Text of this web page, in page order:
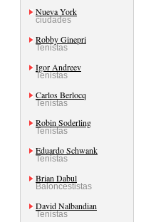
Nueva York
ciudades
Robby Ginepri
Tenistas
Igor Andreev
Tenistas
Carlos Berlocq
Tenistas
Robin Soderling
Tenistas
Eduardo Schwank
Tenistas
Brian Dabul
Baloncestistas
David Nalbandian
Tenistas